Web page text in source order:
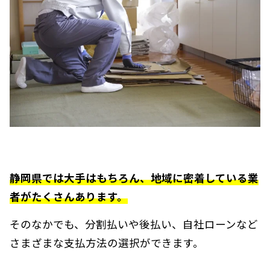
静岡県では大手はもちろん、地域に密着している業
者がたくさんあります。
そのなかでも、分割払いや後払い、自社ローンなど
さまざまな支払方法の選択ができます。